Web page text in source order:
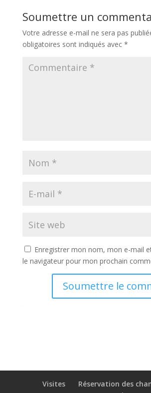
Soumettre un
Votre adresse e-mail ne sera pas
obligatoires sont indiqués avec *
Enregistrer mon nom, mon e-mail
le navigateur pour mon prochain
Soumettre le
Visites
Réservation des